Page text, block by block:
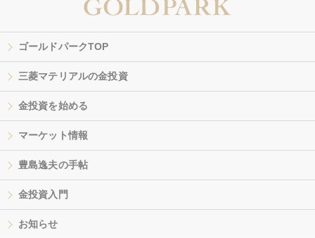
ゴールドパークTOP
三菱マテリアルの金投資
金投資を始める
マーケット情報
豊島逸夫の手帖
金投資入門
お知らせ